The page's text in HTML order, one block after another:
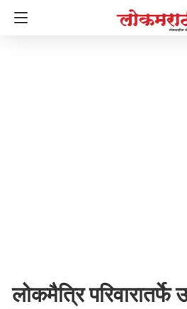
लोकमैत्रि परिवारातर्फे